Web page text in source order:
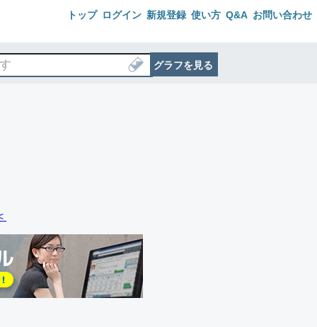
トップ ログイン 新規登録 使い方 Q&A お問い合わせ
グラフを見る